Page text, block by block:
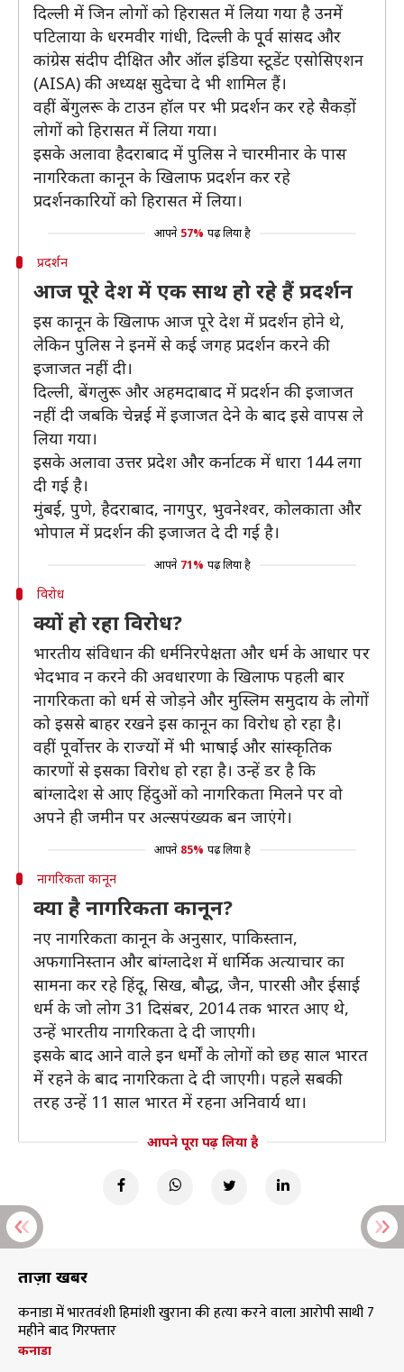
दिल्ली में जिन लोगों को हिरासत में लिया गया है उनमें
पटिलाया के धरमवीर गांधी, दिल्ली के पू्र्व सांसद और
कांग्रेस संदीप दीक्षित और ऑल इंडिया स्टूडेंट एसोसिएशन
(AISA) की अध्यक्ष सुदेचा दे भी शामिल हैं।
वहीं बेंगुलरू के टाउन हॉल पर भी प्रदर्शन कर रहे सैकड़ों
लोगों को हिरासत में लिया गया।
इसके अलावा हैदराबाद में पुलिस ने चारमीनार के पास
नागरिकता कानून के खिलाफ प्रदर्शन कर रहे
प्रदर्शनकारियों को हिरासत में लिया।
आपने 57% पढ़ लिया है
प्रदर्शन
आज पूरे देश में एक साथ हो रहे हैं प्रदर्शन
इस कानून के खिलाफ आज पूरे देश में प्रदर्शन होने थे,
लेकिन पुलिस ने इनमें से कई जगह प्रदर्शन करने की
इजाजत नहीं दी।
दिल्ली, बेंगलुरू और अहमदाबाद में प्रदर्शन की इजाजत
नहीं दी जबकि चेन्नई में इजाजत देने के बाद इसे वापस ले
लिया गया।
इसके अलावा उत्तर प्रदेश और कर्नाटक में धारा 144 लगा
दी गई है।
मुंबई, पुणे, हैदराबाद, नागपुर, भुवनेश्वर, कोलकाता और
भोपाल में प्रदर्शन की इजाजत दे दी गई है।
आपने 71% पढ़ लिया है
विरोध
क्यों हो रहा विरोध?
भारतीय संविधान की धर्मनिरपेक्षता और धर्म के आधार पर
भेदभाव न करने की अवधारणा के खिलाफ पहली बार
नागरिकता को धर्म से जोड़ने और मुस्लिम समुदाय के लोगों
को इससे बाहर रखने इस कानून का विरोध हो रहा है।
वहीं पूर्वोत्तर के राज्यों में भी भाषाई और सांस्कृतिक
कारणों से इसका विरोध हो रहा है। उन्हें डर है कि
बांग्लादेश से आए हिंदुओं को नागरिकता मिलने पर वो
अपने ही जमीन पर अल्सपंख्यक बन जाएंगे।
आपने 85% पढ़ लिया है
नागरिकता कानून
क्या है नागरिकता कानून?
नए नागरिकता कानून के अनुसार, पाकिस्तान,
अफगानिस्तान और बांग्लादेश में धार्मिक अत्याचार का
सामना कर रहे हिंदू, सिख, बौद्ध, जैन, पारसी और ईसाई
धर्म के जो लोग 31 दिसंबर, 2014 तक भारत आए थे,
उन्हें भारतीय नागरिकता दे दी जाएगी।
इसके बाद आने वाले इन धर्मों के लोगों को छह साल भारत
में रहने के बाद नागरिकता दे दी जाएगी। पहले सबकी
तरह उन्हें 11 साल भारत में रहना अनिवार्य था।
आपने पूरा पढ़ लिया है
ताज़ा खबरें
कनाडा में भारतवंशी हिमांशी खुराना की हत्या करने वाला आरोपी साथी 7
महीने बाद गिरफ्तार
कनाडा